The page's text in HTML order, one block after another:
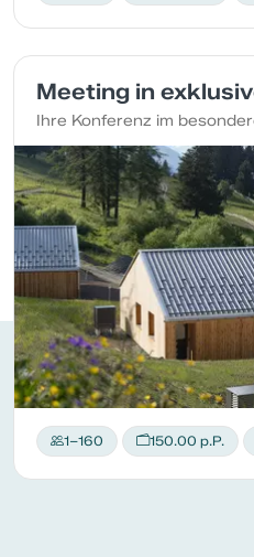
Meeting in
Ihre Konferenz im
1–160 150.00 p.P.